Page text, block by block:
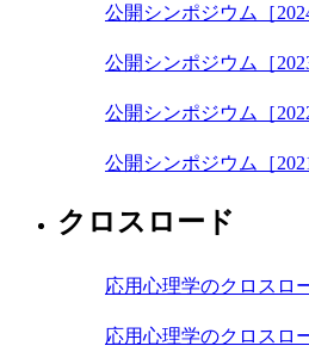
公開シンポジウム［
公開シンポジウム［
公開シンポジウム［
公開シンポジウム［
クロスロード
応用心理学のクロス
応用心理学のクロス